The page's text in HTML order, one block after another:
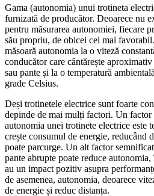
Gama (autonomia) unui trotineta
furnizată de producător. Deoarece nu
pentru măsurarea autonomiei, fiecare
său propriu, de obicei cel mai
măsoară autonomia la o viteză
conducător care cântărește
sau pante și la o temperatură
grade Celsius.
Deși trotinetele electrice sunt foarte
depinde de mai mulți factori. Un factor
autonomia unei trotinete electrice este
crește consumul de energie, reducând
poate parcurge. Un alt factor
pante abrupte poate reduce
au un impact pozitiv asupra
de asemenea, autonomia, deoarece
de energie și reduc distanța.